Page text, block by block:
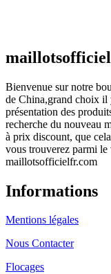
Bienvenue sur notre
de China,grand choix il
présentation des
recherche du nouveau
à prix discount, que
vous trouverez parmi le
maillotsofficielfr.com
Informations
Mentions légales
Nous Contacter
Flocages